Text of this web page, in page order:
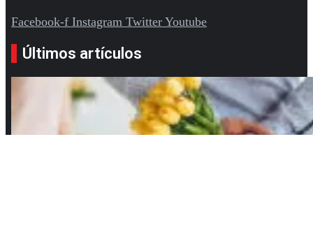
Facebook-f Instagram Twitter Youtube
Últimos artículos